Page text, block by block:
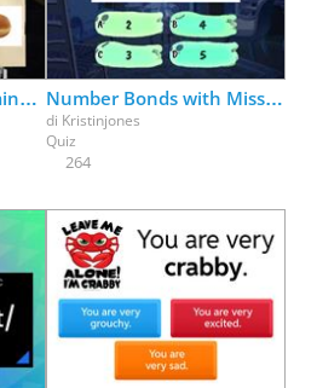
Odd One Out (A Rhyming Game) Number Bonds with Missing Parts
di Kristinjones
Quiz
264